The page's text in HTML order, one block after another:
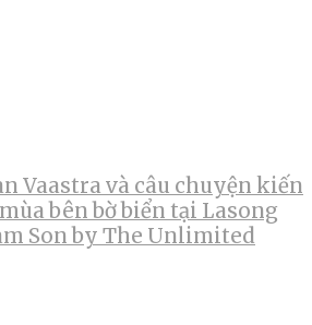
Vaastra và câu chuyện kiến
bên bờ biển tại Lasong
Son by The Unlimited